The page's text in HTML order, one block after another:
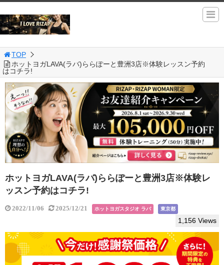
TOP
ホットヨガLAVA(ラバ)ららぽーと豊洲3店※体験レッスン予約
はコチラ!
ホットヨガLAVA(ラバ)ららぽーと豊洲3店※体験レ
ッスン予約はコチラ!
2022/11/06 2025/12/21 ホットヨガスタジオ ラバ 東京都
1,156 Views